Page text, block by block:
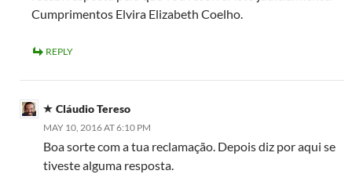
Cumprimentos Elvira Elizabeth Coelho.
REPLY
Cláudio Tereso
MAY 10, 2016 AT 6:10 PM
Boa sorte com a tua reclamação. Depois diz por aqui se
tiveste alguma resposta.